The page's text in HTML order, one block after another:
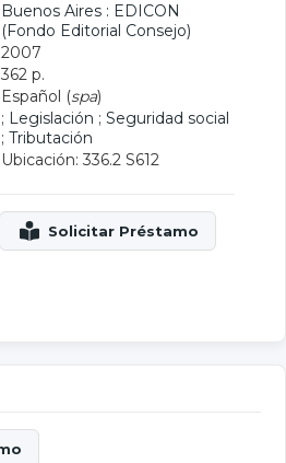
Buenos Aires : EDICON
(Fondo Editorial Consejo)
2007
362 p.
Español (spa)
; Legislación ; Seguridad social
; Tributación
Ubicación: 336.2 S612